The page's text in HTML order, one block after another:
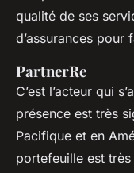
qualité de ses
d’assurances
PartnerRe
C’est l’acteur qui
présence est très
Pacifique et en
portefeuille est